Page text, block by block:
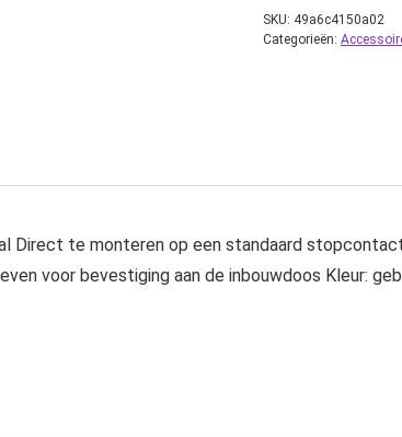
SKU: 49a6c4150a02
Categorieën:
Direct te monteren op een standaard
voor bevestiging aan de inbouwdoos Kleur: